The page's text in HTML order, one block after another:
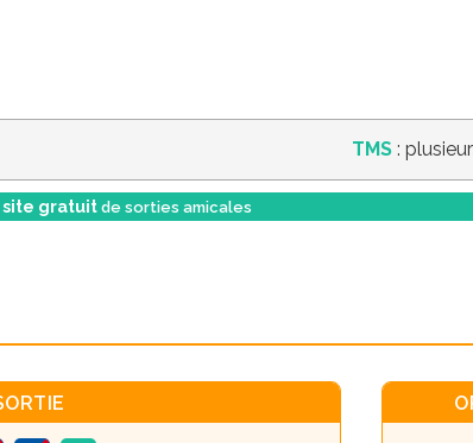
TMS :
site gratuit de sorties amicales